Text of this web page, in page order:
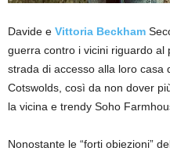
Davide e Vittoria Beckham
guerra contro i vicini riguardo al
strada di accesso alla loro casa
Cotswolds, così da non dover
la vicina e trendy Soho
Nonostante le “forti obiezioni”